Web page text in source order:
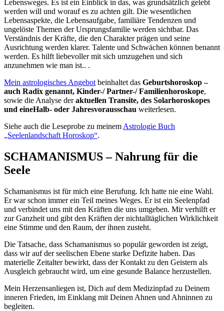
Lebensweges. Es ist ein Einblick in das, was grundsätzlich gelebt
werden will und worauf es zu achten gilt. Die wesentlichen
Lebensaspekte, die Lebensaufgabe, familiäre Tendenzen und
ungelöste Themen der Ursprungsfamilie werden sichtbar. Das
Verständnis der Kräfte, die den Charakter prägen und seine
Ausrichtung werden klarer. Talente und Schwächen können benannt
werden. Es hilft liebevoller mit sich umzugehen und sich
anzunehmen wie man ist.. .
Mein astrologisches Angebot beinhaltet das Geburtshoroskop –
auch Radix genannt, Kinder-/ Partner-/ Familienhoroskope,
sowie die Analyse deraktuellen Transite, des Solarhoroskopes
und eineHalb- oder Jahresvorausschau weiterlesen.
Siehe auch die Leseprobe zu meinem Astrologie Buch
„Seelenlandschaft Horoskop“.
SCHAMANISMUS – Nahrung für die
Seele
Schamanismus ist für mich eine Berufung. Ich hatte nie eine Wahl.
Er war schon immer ein Teil meines Weges. Er ist ein Seelenpfad
und verbindet uns mit den Kräften die uns umgeben. Mir verhilft er
zur Ganzheit und gibt den Kräften der nichtalltäglichen Wirklichkeit
eine Stimme und den Raum, der ihnen zusteht.
Die Tatsache, dass Schamanismus so populär geworden ist zeigt,
dass wir auf der seelischen Ebene starke Defizite haben. Das
materielle Zeitalter bewirkt, dass der Kontakt zu den Geistern als
Ausgleich gebraucht wird, um eine gesunde Balance herzustellen.
Mein Herzensanliegen ist, Dich auf dem Medizinpfad zu Deinem
inneren Frieden, im Einklang mit Deinen Ahnen und Ahninnen zu
begleiten.